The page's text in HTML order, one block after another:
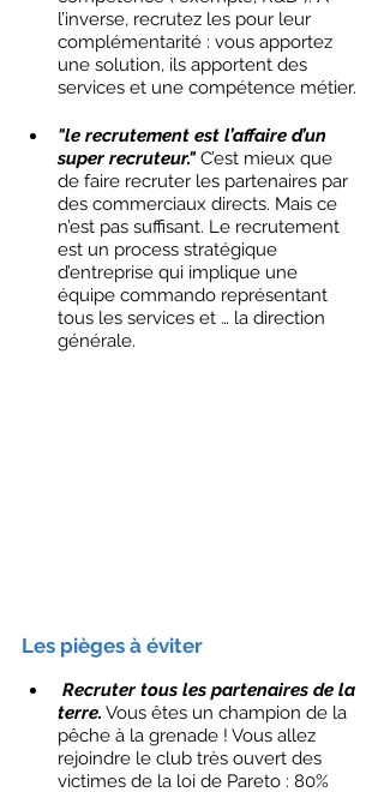
l’inverse, recrutez les pour leur
complémentarité : vous apportez
une solution, ils apportent des
services et une compétence métier.
"le recrutement est l’affaire d’un
super recruteur." C’est mieux que
de faire recruter les partenaires par
des commerciaux directs. Mais ce
n’est pas suffisant. Le recrutement
est un process stratégique
d’entreprise qui implique une
équipe commando représentant
tous les services et … la direction
générale.
Les pièges à éviter
Recruter tous les partenaires de la
terre. Vous êtes un champion de la
pêche à la grenade ! Vous allez
rejoindre le club très ouvert des
victimes de la loi de Pareto : 80%